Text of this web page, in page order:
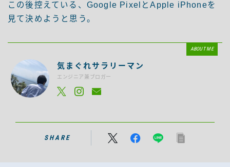
この後控えている、Google PixelとApple iPhoneを
見て決めようと思う。
ABOUT ME
気まぐれサラリーマン
エンジニア兼ブロガー
SHARE